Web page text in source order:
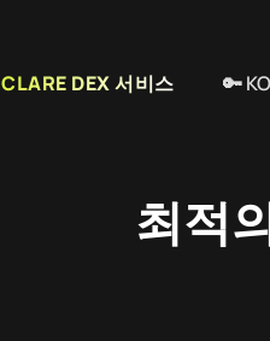
CLARE DEX 서비스 🔑
최적